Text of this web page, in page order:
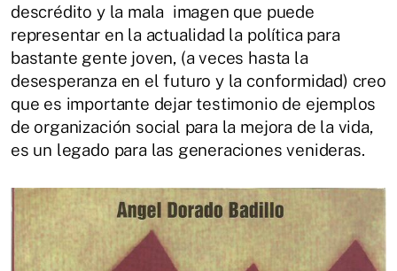
descrédito y la mala imagen que puede
representar en la actualidad la política para
bastante gente joven, (a veces hasta la
desesperanza en el futuro y la conformidad) creo
que es importante dejar testimonio de ejemplos
de organización social para la mejora de la vida,
es un legado para las generaciones venideras.